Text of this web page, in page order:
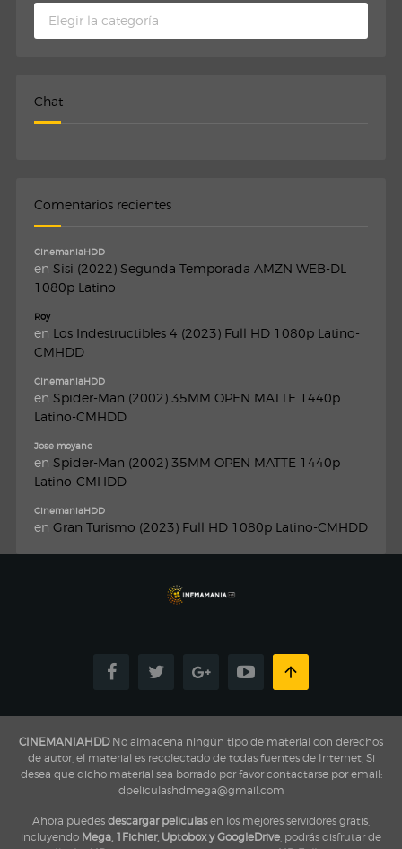
Categorias
Chat
Comentarios recientes
CinemaniaHDD
en Sisi (2022) Segunda Temporada AMZN WEB-DL
1080p Latino
Roy
en Los Indestructibles 4 (2023) Full HD 1080p Latino-
CMHDD
CinemaniaHDD
en Spider-Man (2002) 35MM OPEN MATTE 1440p
Latino-CMHDD
Jose moyano
en Spider-Man (2002) 35MM OPEN MATTE 1440p
Latino-CMHDD
CinemaniaHDD
en Gran Turismo (2023) Full HD 1080p Latino-CMHDD
CINEMANIAHDDNo almacena ningún tipo de material con derechos
de autor, el material es recolectado de todas fuentes de Internet, Si
desea que dicho material sea borrado por favor contactarse por email:
dpeliculashdmega@gmail.com
Ahora puedes descargar peliculasen los mejores servidores gratis,
incluyendo Mega, 1Fichier, Uptobox y GoogleDrive , podrás disfrutar de